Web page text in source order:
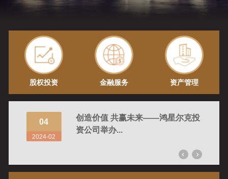
股权投资 金融服务 资产管理
04
2024-02
创造价值 共赢未来——鸿星尔克投
资公司举办...